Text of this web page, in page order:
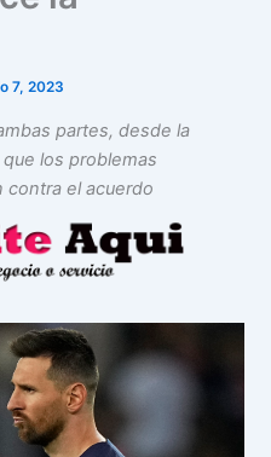
7, 2023
partes, desde la
los problemas
contra el acuerdo